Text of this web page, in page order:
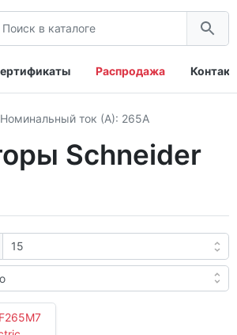
Распродажа
Номинальный ток (А): 265А
Schneider